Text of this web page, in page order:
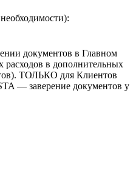
документов в Главном
расходов в дополнительных
ТОЛЬКО для Клиентов
— заверение документов у